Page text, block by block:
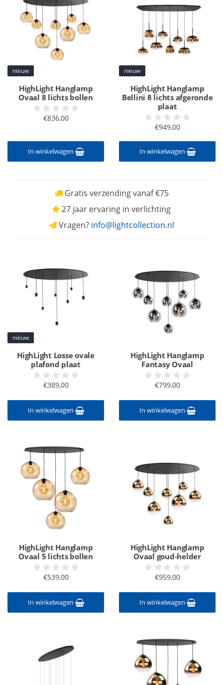
nieuw
HighLight Hanglamp
Ovaal 8 lichts bollen
€836,00
In winkelwagen
nieuw
HighLight Hanglamp
Bellini 8 lichts afgeronde
plaat
€949,00
In winkelwagen
Gratis verzending vanaf €75
27 jaar ervaring in verlichting
Vragen? info@lightcollection.nl
nieuw
HighLight Losse ovale
plafond plaat
€389,00
In winkelwagen
HighLight Hanglamp
Fantasy Ovaal
€799,00
In winkelwagen
HighLight Hanglamp
Ovaal 5 lichts bollen
€539,00
In winkelwagen
HighLight Hanglamp
Ovaal goud-helder
€959,00
In winkelwagen